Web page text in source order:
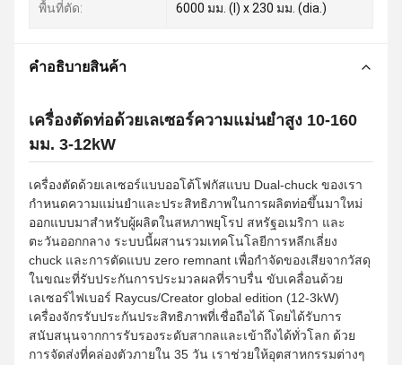
พื้นที่ตัด: 6000 มม. (l) x 230 มม. (dia.)
คําอธิบายสินค้า
เครื่องตัดท่อด้วยเลเซอร์ความแม่นยำสูง 10-160
มม. 3-12kW
เครื่องตัดด้วยเลเซอร์แบบออโต้โฟกัสแบบ Dual-chuck ของเรา
กำหนดความแม่นยำและประสิทธิภาพในการผลิตท่อขึ้นมาใหม่
ออกแบบมาสำหรับผู้ผลิตในสหภาพยุโรป สหรัฐอเมริกา และ
ตะวันออกกลาง ระบบนี้ผสานรวมเทคโนโลยีการหลีกเลี่ยง
chuck และการตัดแบบ zero remnant เพื่อกำจัดของเสียจากวัสดุ
ในขณะที่รับประกันการประมวลผลที่ราบรื่น ขับเคลื่อนด้วย
เลเซอร์ไฟเบอร์ Raycus/Creator global edition (12-3kW)
เครื่องจักรรับประกันประสิทธิภาพที่เชื่อถือได้ โดยได้รับการ
สนับสนุนจากการรับรองระดับสากลและเข้าถึงได้ทั่วโลก ด้วย
การจัดส่งที่คล่องตัวภายใน 35 วัน เราช่วยให้อุตสาหกรรมต่างๆ